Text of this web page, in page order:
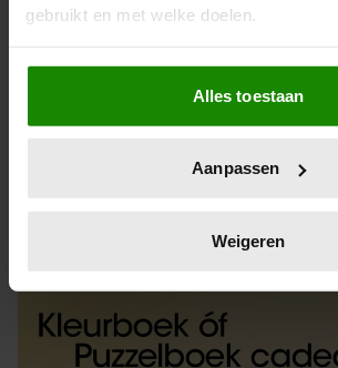
gebruikt en met welke doelen.
Als u het toestaat, willen we ook graag:
Informatie verzamelen over uw
locatie, die tot een paar meter
scannen op specifieke
verwerkt en stel uw voorkeuren in het
intrekken in de Cookieverklaring.
We gebruiken cookies om content en
Alles toestaan
Aanpassen
Weigeren